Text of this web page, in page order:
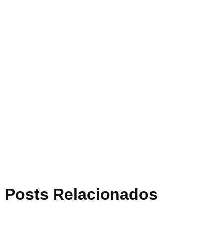
Posts Relacionados